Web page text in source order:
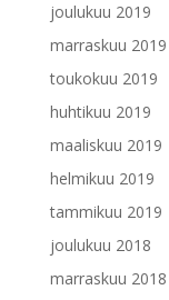
joulukuu 2019
marraskuu 2019
toukokuu 2019
huhtikuu 2019
maaliskuu 2019
helmikuu 2019
tammikuu 2019
joulukuu 2018
marraskuu 2018